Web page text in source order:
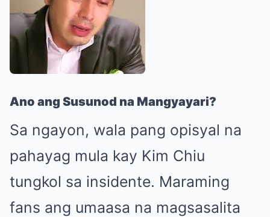
Ano ang Susunod na Mangyayari?
Sa ngayon, wala pang opisyal na
pahayag mula kay Kim Chiu
tungkol sa insidente. Maraming
fans ang umaasa na magsasalita